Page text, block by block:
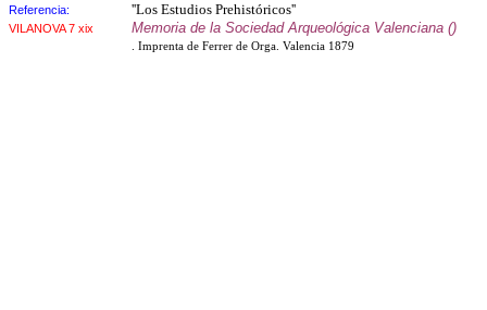
Referencia: ''Los Estudios Prehistóricos''
VILANOVA 7 xix Memoria de la Sociedad Arqueológica Valenciana ()
. Imprenta de Ferrer de Orga. Valencia 1879